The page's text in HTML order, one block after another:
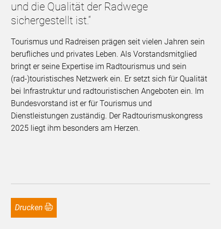
und die Qualität der Radwege
sichergestellt ist.“
Tourismus und Radreisen prägen seit vielen Jahren sein
berufliches und privates Leben. Als Vorstandsmitglied
bringt er seine Expertise im Radtourismus und sein
(rad-)touristisches Netzwerk ein. Er setzt sich für Qualität
bei Infrastruktur und radtouristischen Angeboten ein. Im
Bundesvorstand ist er für Tourismus und
Dienstleistungen zuständig. Der Radtourismuskongress
2025 liegt ihm besonders am Herzen.
Drucken